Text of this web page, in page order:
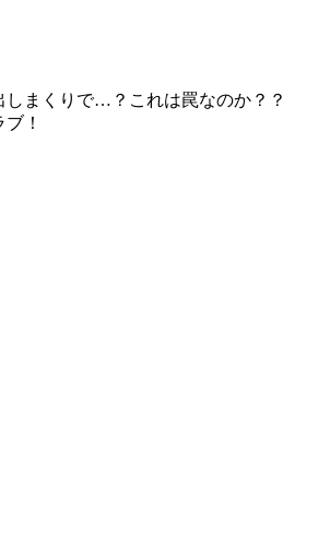
まくりで…？これは罠なのか？？
！